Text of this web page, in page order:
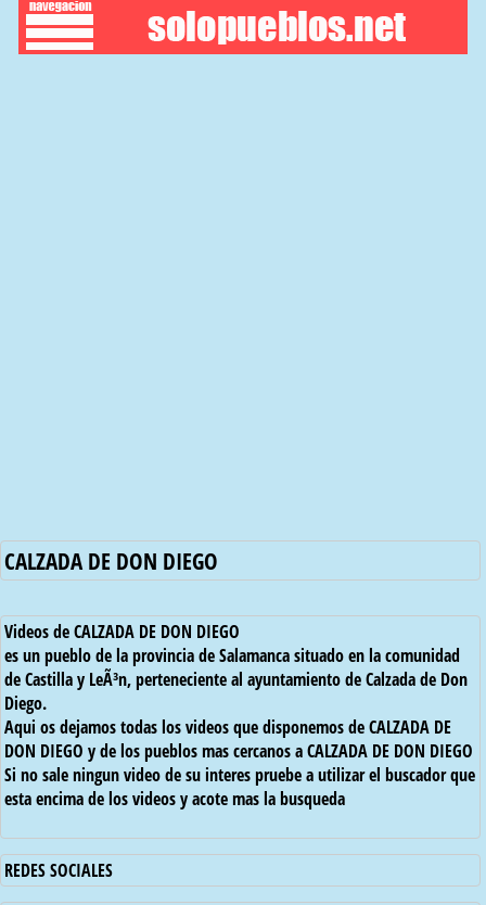
CALZADA DE DON DIEGO
Videos de CALZADA DE DON DIEGO
es un pueblo de la provincia de Salamanca situado en la comunidad
de Castilla y LeÃ³n, perteneciente al ayuntamiento de Calzada de Don
Diego.
Aqui os dejamos todas los videos que disponemos de CALZADA DE
DON DIEGO y de los pueblos mas cercanos a CALZADA DE DON DIEGO
Si no sale ningun video de su interes pruebe a utilizar el buscador que
esta encima de los videos y acote mas la busqueda
REDES SOCIALES